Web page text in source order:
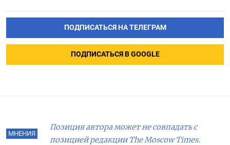
ПОДПИСАТЬСЯ НА ТЕЛЕГРАМ
ПОДПИСАТЬСЯ В GOOGLE
МНЕНИЯ
Позиция автора может не совпадать с
позицией редакции The Moscow Times.